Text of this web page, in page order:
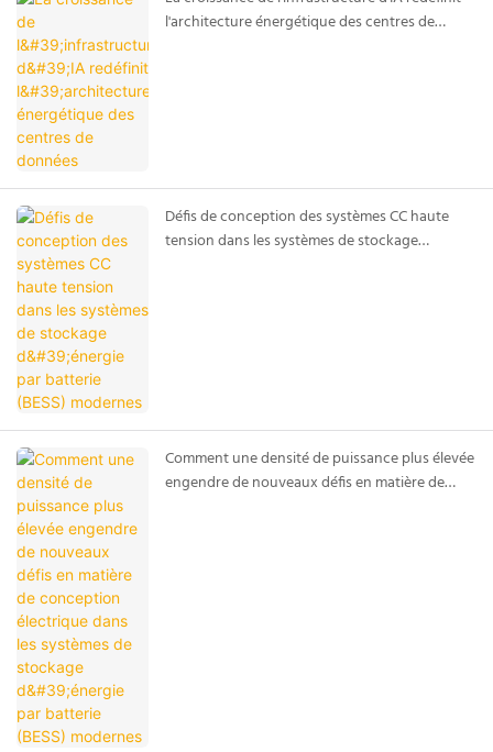
l'architecture énergétique des centres de
Défis de conception des systèmes CC haute
tension dans les systèmes de stockage
Comment une densité de puissance plus élevée
engendre de nouveaux défis en matière de